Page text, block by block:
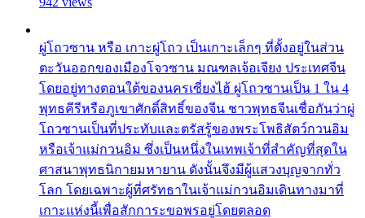
ผู่โถวซาน หรือ เกาะผู่โถว เป็นเกาะเล็กๆ ที่ตั้งอยู่ในส่วน
ตะวันออกของเมืองโจวซาน มณฑลเจ้อเจียง ประเทศจีน
โดยอยู่ทางตอนใต้ของนครเซี่ยงไฮ้ ผู่โถวซานเป็น 1 ใน 4
พุทธคีรีหรือภูเขาศักดิ์สิทธิ์ของจีน ชาวพุทธจีนเชื่อกันว่าผู่
โถวซานเป็นที่ประทับและตรัสรู้ของพระโพธิสัตว์กวนอิม
หรือเจ้าแม่กวนอิม ซึ่งเป็นหนึ่งในเทพเจ้าที่สำคัญที่สุดใน
ศาสนาพุทธนิกายมหายาน ดังนั้นจึงมีผู้แสวงบุญจากทั่ว
โลก โดยเฉพาะผู้ที่ศรัทธาในเจ้าแม่กวนอิมเดินทางมาที่
เกาะแห่งนี้เพื่อสักการะขอพรอยู่โดยตลอด